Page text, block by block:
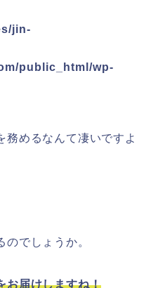
jin-
public_html/wp-
務めるなんて凄いですよ
でしょうか。
お届けしますね！